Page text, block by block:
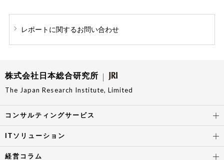
レポートに関するお問い合わせ
株式会社日本総合研究所
The Japan Research Institute, Limited
コンサルティングサービス
ITソリューション
経営コラム